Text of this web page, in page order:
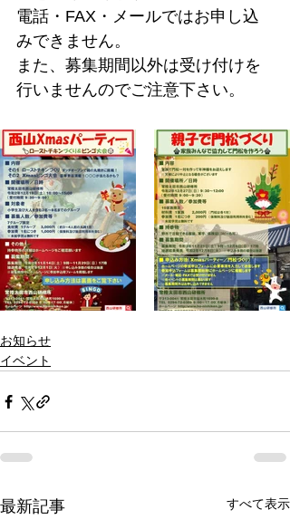
電話・FAX・メールではお申し込
みできません。
また、募集期間以外は受け付けを
行いませんのでご注意下さい。
お知らせ
イベント
最新記事 すべて表示